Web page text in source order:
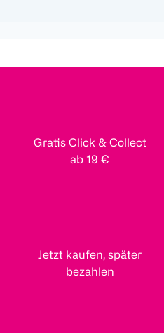
Gratis Click & Collect
ab 19 €
Jetzt kaufen, später
bezahlen